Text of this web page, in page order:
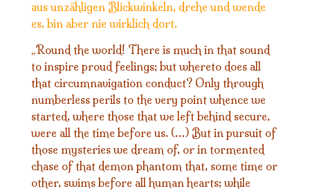
aus unzähligen Blickwinkeln, drehe und wende
es, bin aber nie wirklich dort.
„Round the world! There is much in that sound
to inspire proud feelings; but whereto does all
that circumnavigation conduct? Only through
numberless perils to the very point whence we
started, where those that we left behind secure,
were all the time before us. (…) But in pursuit of
those mysteries we dream of, or in tormented
chase of that demon phantom that, some time or
other, swims before all human hearts; while